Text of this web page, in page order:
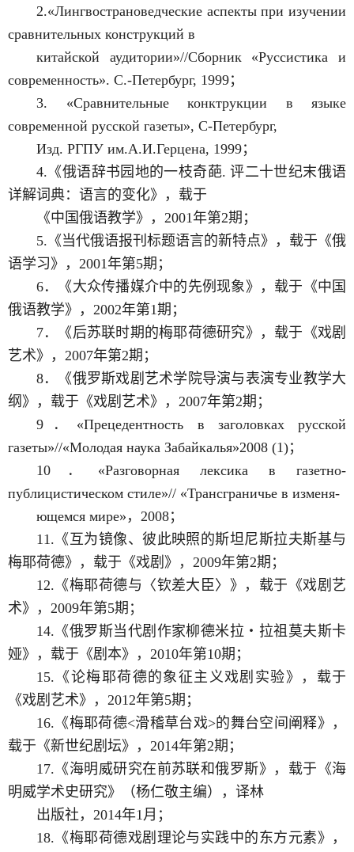
2.«Лингвострановедческие аспекты при изучении
сравнительных конструкций в
китайской аудитории»//Сборник «Руссистика и
современность». С.-Петербург, 1999；
3. «Сравнительные конктрукции в языке
современной русской газеты», С-Петербург,
Изд. РГПУ им.А.И.Герцена, 1999；
4.《俄语辞书园地的一枝奇葩. 评二十世纪末俄语
详解词典：语言的变化》，载于
《中国俄语教学》，2001年第2期；
5.《当代俄语报刊标题语言的新特点》，载于《俄
语学习》，2001年第5期；
6．《大众传播媒介中的先例现象》，载于《中国
俄语教学》，2002年第1期；
7．《后苏联时期的梅耶荷德研究》，载于《戏剧
艺术》，2007年第2期；
8．《俄罗斯戏剧艺术学院导演与表演专业教学大
纲》，载于《戏剧艺术》，2007年第2期；
9．«Прецедентность в заголовках русской
газеты»//«Молодая наука Забайкалья»2008 (1)；
10．«Разговорная лексика в газетно-
публицистическом стиле»// «Трансграничье в изменя-
ющемся мире»，2008；
11.《互为镜像、彼此映照的斯坦尼斯拉夫斯基与
梅耶荷德》，载于《戏剧》，2009年第2期；
12.《梅耶荷德与〈钦差大臣〉》，载于《戏剧艺
术》，2009年第5期；
14.《俄罗斯当代剧作家柳德米拉・拉祖莫夫斯卡
娅》，载于《剧本》，2010年第10期；
15.《论梅耶荷德的象征主义戏剧实验》，载于
《戏剧艺术》，2012年第5期；
16.《梅耶荷德<滑稽草台戏>的舞台空间阐释》，
载于《新世纪剧坛》，2014年第2期；
17.《海明威研究在前苏联和俄罗斯》，载于《海
明威学术史研究》（杨仁敬主编），译林
出版社，2014年1月；
18.《梅耶荷德戏剧理论与实践中的东方元素》，